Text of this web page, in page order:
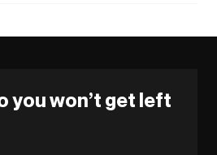
you won’t get left